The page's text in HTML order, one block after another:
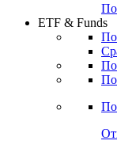
ETF & Funds